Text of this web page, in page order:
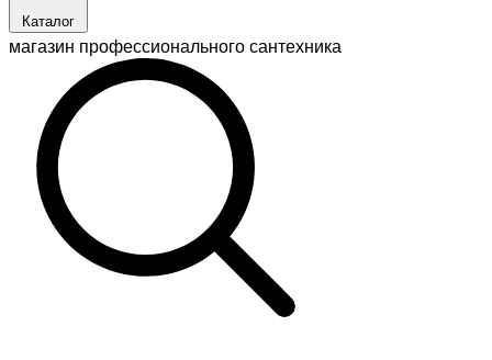
Каталог
магазин профессионального сантехника